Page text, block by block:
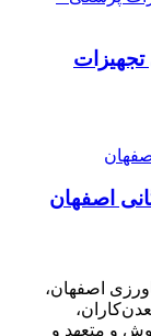
تجهیزات
اصفهان
اصفهان،
و متعهد و